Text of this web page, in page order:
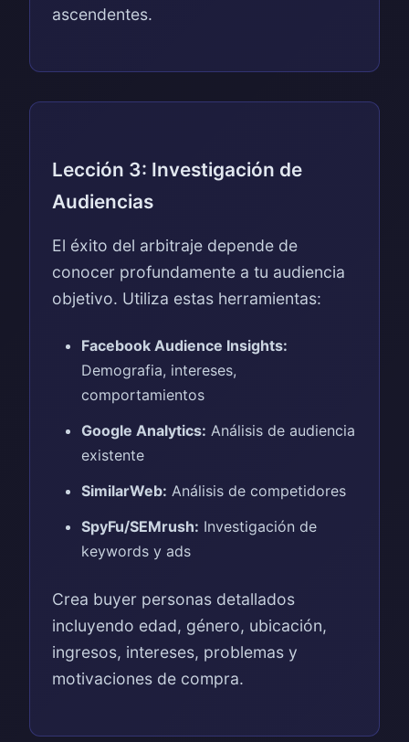
ascendentes.
Lección 3: Investigación de
Audiencias
El éxito del arbitraje depende de
conocer profundamente a tu audiencia
objetivo. Utiliza estas herramientas:
Facebook Audience Insights:
Demografia, intereses,
comportamientos
Google Analytics: Análisis de audiencia
existente
SimilarWeb: Análisis de competidores
SpyFu/SEMrush: Investigación de
keywords y ads
Crea buyer personas detallados
incluyendo edad, género, ubicación,
ingresos, intereses, problemas y
motivaciones de compra.